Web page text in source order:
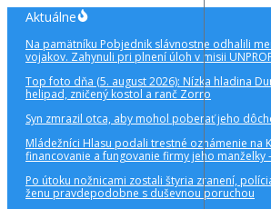
Preskočiť
obsah
Aktuálne
Na pamätníku Pobjednik slávnostne odhalili
vojakov. Zahynuli pri plnení úloh v misii
Top foto dňa (5. august 2026): Nízka hladina
helipad, zničený kostol a ranč Zorro
Syn zmrazil otca, aby mohol poberať jeho
Mládežníci Hlasu podali trestné oznámenie na
financovanie a fungovanie firmy jeho manželky
Po útoku nožnicami zostali štyria zranení,
ženu pravdepodobne s duševnou poruchou